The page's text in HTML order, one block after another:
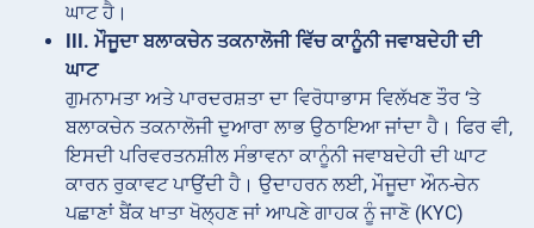
ਘਾਟ ਹੈ।
III. ਮੌਜੂਦਾ ਬਲਾਕਚੇਨ ਤਕਨਾਲੋਜੀ ਵਿੱਚ ਕਾਨੂੰਨੀ ਜਵਾਬਦੇਹੀ ਦੀ
ਘਾਟ
ਗੁਮਨਾਮਤਾ ਅਤੇ ਪਾਰਦਰਸ਼ਤਾ ਦਾ ਵਿਰੋਧਾਭਾਸ ਵਿਲੱਖਣ ਤੌਰ ‘ਤੇ
ਬਲਾਕਚੇਨ ਤਕਨਾਲੋਜੀ ਦੁਆਰਾ ਲਾਭ ਉਠਾਇਆ ਜਾਂਦਾ ਹੈ। ਫਿਰ ਵੀ,
ਇਸਦੀ ਪਰਿਵਰਤਨਸ਼ੀਲ ਸੰਭਾਵਨਾ ਕਾਨੂੰਨੀ ਜਵਾਬਦੇਹੀ ਦੀ ਘਾਟ
ਕਾਰਨ ਰੁਕਾਵਟ ਪਾਉਂਦੀ ਹੈ। ਉਦਾਹਰਨ ਲਈ, ਮੌਜੂਦਾ ਔਨ-ਚੇਨ
ਪਛਾਣਾਂ ਬੈਂਕ ਖਾਤਾ ਖੋਲ੍ਹਣ ਜਾਂ ਆਪਣੇ ਗਾਹਕ ਨੂੰ ਜਾਣੋ (KYC)